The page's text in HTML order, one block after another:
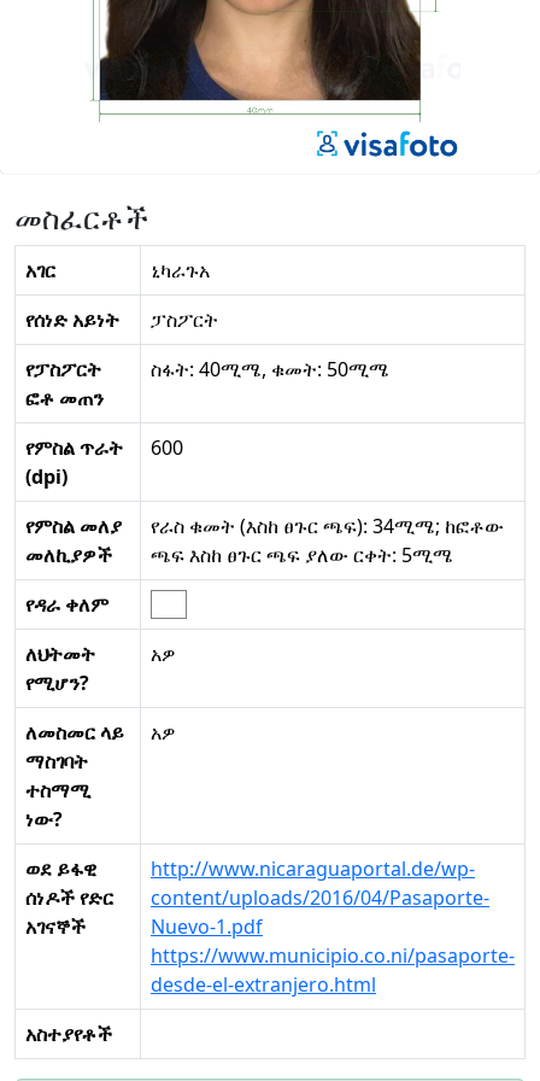
መስፈርቶች
አገር
ኒካራጉአ
የሰነድ አይነት
ፓስፖርት
የፓስፖርት
ፎቶ መጠን
ስፋት: 40ሚሜ, ቁመት: 50ሚሜ
የምስል ጥራት
(dpi)
600
የምስል መለያ
መለኪያዎች
የራስ ቁመት (እስከ ፀጉር ጫፍ): 34ሚሜ; ከፎቶው
ጫፍ እስከ ፀጉር ጫፍ ያለው ርቀት: 5ሚሜ
የዳራ ቀለም
ለህትመት
የሚሆን?
አዎ
ለመስመር ላይ
ማስገባት
ተስማሚ
ነው?
አዎ
ወደ ይፋዊ
ሰነዶች የድር
አገናኞች
http://www.nicaraguaportal.de/wp-
content/uploads/2016/04/Pasaporte-
Nuevo-1.pdf
https://www.municipio.co.ni/pasaporte-
desde-el-extranjero.html
አስተያየቶች